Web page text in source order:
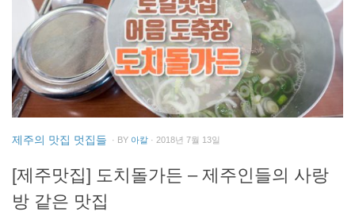
제주의 맛집 멋집들 · BY 아칼 · 2018년 7월 13일
[제주맛집] 도치돌가든 – 제주인들의 사랑
방 같은 맛집